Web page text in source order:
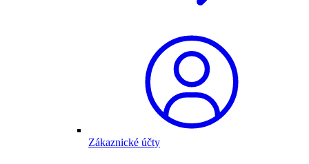
Zákaznické účty